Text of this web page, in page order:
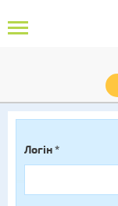
Логін*